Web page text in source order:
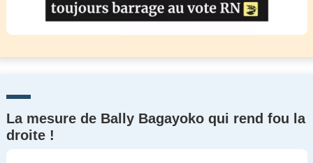
La mesure de Bally Bagayoko qui rend fou la
droite !